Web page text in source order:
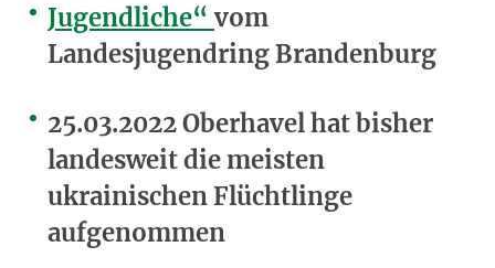
Jugendliche“vom
Landesjugendring Brandenburg
25.03.2022 Oberhavel hat bisher
landesweit die meisten
ukrainischen Flüchtlinge
aufgenommen